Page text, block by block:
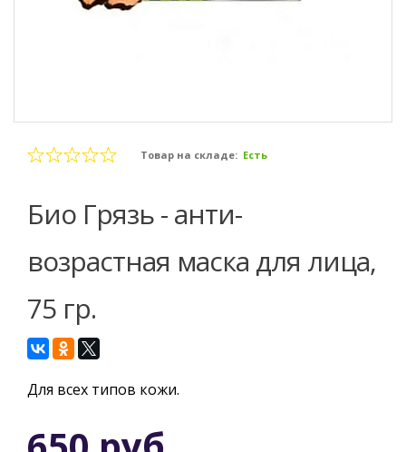
Товар на складе: Есть
Био Грязь - анти-
возрастная маска для лица,
75 гр.
Для всех типов кожи.